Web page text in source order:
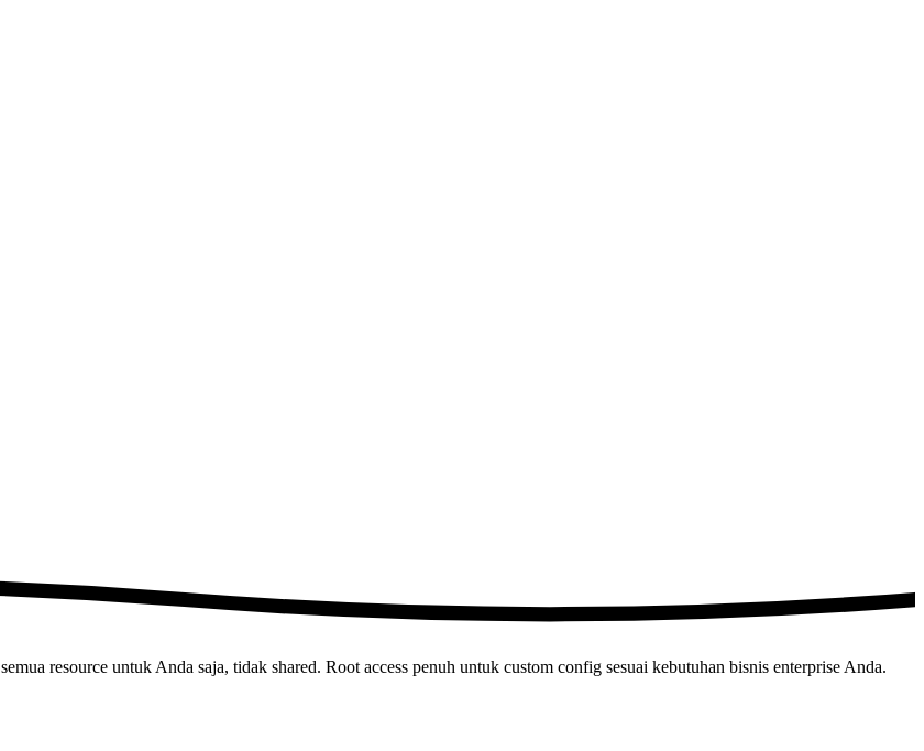
semua resource untuk Anda saja, tidak shared. Root access penuh untuk custom config sesuai kebutuhan bisnis enterprise Anda.